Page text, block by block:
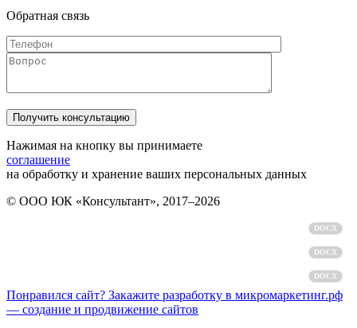
Обратная связь
Нажимая на кнопку вы принимаете
соглашение
на обработку и хранение ваших персональных данных
© ООО ЮК «Консультант», 2017–2026
DOCX
DOCX
DOCX
Понравился сайт? Закажите разработку в микромаркетинг.рф
— создание и продвижение сайтов